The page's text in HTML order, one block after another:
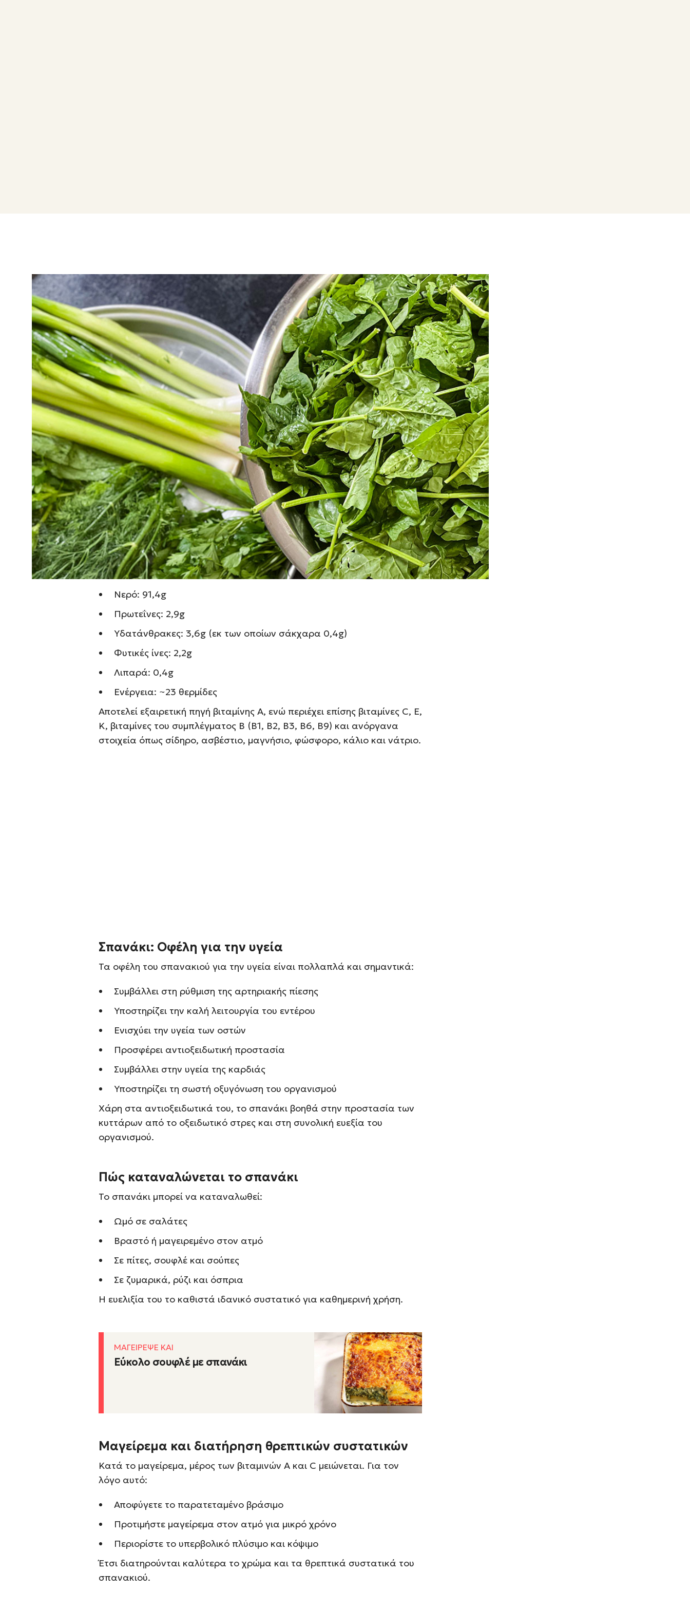
Σπανάκι: Οφέλη, θρεπτική αξία και όλα όσα πρέπει
να γνωρίζετε
Τοσπανάκιείναι ένα από τα πιο θρεπτικά και πολύτιμα λαχανικά της
διατροφής μας. Ανήκει στα φυλλώδη πράσινα κηπευτικά και
καταναλώνεται κυρίως για τα φύλλα του, προσφέροντας υψηλή
διατροφική αξία με ελάχιστες θερμίδες.
Τι είναι το σπανάκι
Τοσπανάκιείναι φυλλώδες πράσινο λαχανικό που χρησιμοποιείται
ευρέως στη μεσογειακή και διεθνή κουζίνα. Στην αγορά διατίθεται
νωπό, κατεψυγμένο ή κονσερβοποιημένο.
Διατροφική αξία και χημική σύσταση του
σπανακιού
Το σπανάκι ξεχωρίζει για τη χαμηλή θερμιδική του αξία και τον πλούτο
θρεπτικών συστατικών.
Θρεπτικά συστατικά ανά 100g
Νερό: 91,4g
Πρωτεΐνες: 2,9g
Υδατάνθρακες: 3,6g (εκ των οποίων σάκχαρα 0,4g)
Φυτικές ίνες: 2,2g
Λιπαρά: 0,4g
Ενέργεια: ~23 θερμίδες
Αποτελεί εξαιρετική πηγή βιταμίνης Α, ενώ περιέχει επίσης βιταμίνες C, E,
K, βιταμίνες του συμπλέγματος Β (Β1, Β2, Β3, Β6, Β9) και ανόργανα
στοιχεία όπως σίδηρο, ασβέστιο, μαγνήσιο, φώσφορο, κάλιο και νάτριο.
Σπανάκι: Οφέλη για την υγεία
Τα οφέλη του σπανακιού για την υγεία είναι πολλαπλά και σημαντικά:
Συμβάλλει στη ρύθμιση της αρτηριακής πίεσης
Υποστηρίζει την καλή λειτουργία του εντέρου
Ενισχύει την υγεία των οστών
Προσφέρει αντιοξειδωτική προστασία
Συμβάλλει στην υγεία της καρδιάς
Υποστηρίζει τη σωστή οξυγόνωση του οργανισμού
Χάρη στα αντιοξειδωτικά του, το σπανάκι βοηθά στην προστασία των
κυττάρων από το οξειδωτικό στρες και στη συνολική ευεξία του
οργανισμού.
Πώς καταναλώνεται το σπανάκι
Το σπανάκι μπορεί να καταναλωθεί:
Ωμό σε σαλάτες
Βραστό ή μαγειρεμένο στον ατμό
Σε πίτες, σουφλέ και σούπες
Σε ζυμαρικά, ρύζι και όσπρια
Η ευελιξία του το καθιστά ιδανικό συστατικό για καθημερινή χρήση.
ΜΑΓΕΙΡΕΨΕ ΚΑΙ
Εύκολο σουφλέ με σπανάκι
Μαγείρεμα και διατήρηση θρεπτικών συστατικών
Κατά το μαγείρεμα, μέρος των βιταμινών Α και C μειώνεται. Για τον
λόγο αυτό:
Αποφύγετε το παρατεταμένο βράσιμο
Προτιμήστε μαγείρεμα στον ατμό για μικρό χρόνο
Περιορίστε το υπερβολικό πλύσιμο και κόψιμο
Έτσι διατηρούνται καλύτερα το χρώμα και τα θρεπτικά συστατικά του
σπανακιού.